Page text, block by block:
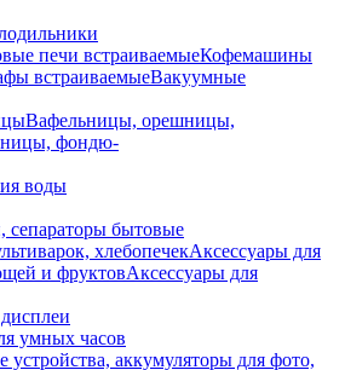
печи встраиваемыеКофемашины
встраиваемыеВакуумные
Вафельницы, орешницы,
фондю-
воды
сепараторы бытовые
хлебопечекАксессуары для
и фруктовАксессуары для
умных часов
устройства, аккумуляторы для фото,